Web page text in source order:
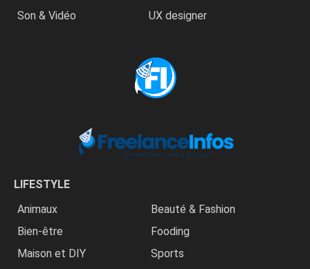
Son & Vidéo
UX designer
LIFESTYLE
Animaux
Beauté & Fashion
Bien-être
Fooding
Maison et DIY
Sports